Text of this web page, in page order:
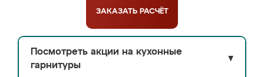
ЗАКАЗАТЬ РАСЧЁТ
Посмотреть акции на кухонные
гарнитуры
▼